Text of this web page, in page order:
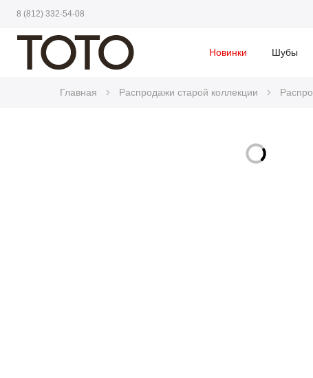
8 (812) 332-54-08
Новинки Шубы
Главная Распродажи старой коллекции